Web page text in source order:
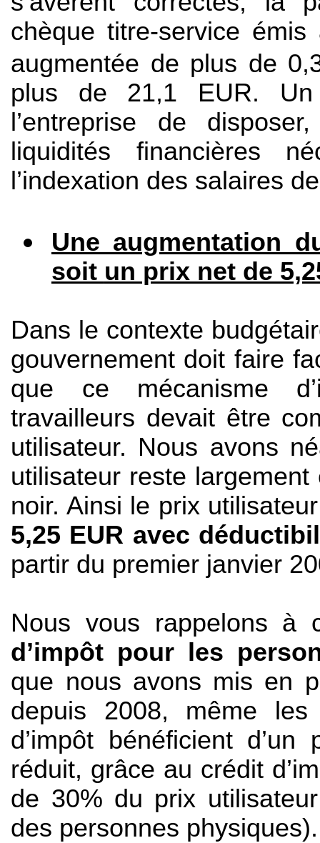
chèque titre-service
augmentée de plus de
plus de 21,1 EUR.
l’entreprise de
liquidités financières
l’indexation des salaires
Une augmentation
soit un prix net de
Dans le contexte
gouvernement doit faire
que ce mécanisme
travailleurs devait être
utilisateur. Nous avons
utilisateur reste
noir. Ainsi le prix
5,25 EUR avec
partir du premier janvier
Nous vous rappelons à
d’impôt pour les
que nous avons mis en
depuis 2008, même
d’impôt bénéficient
réduit, grâce au crédit
de 30% du prix
des personnes physiques).